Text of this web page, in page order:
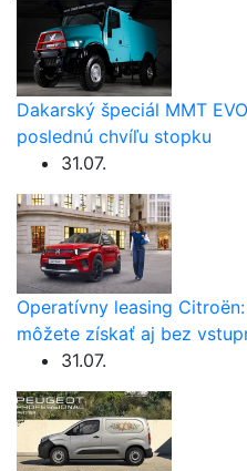
Dakarský špeciál MMT
poslednú chvíľu stopku
31.07.
Operatívny leasing
môžete získať aj bez
31.07.